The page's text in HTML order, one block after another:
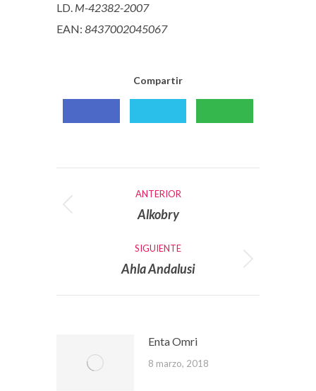
LD. M-42382-2007
EAN: 8437002045067
Compartir
Compartir Compartir Compartir
publicaciones
ANTERIOR
Publicación
Alkobry
SIGUIENTE
Publicación
Ahla Andalusi
Enta Omri
8 marzo, 2018